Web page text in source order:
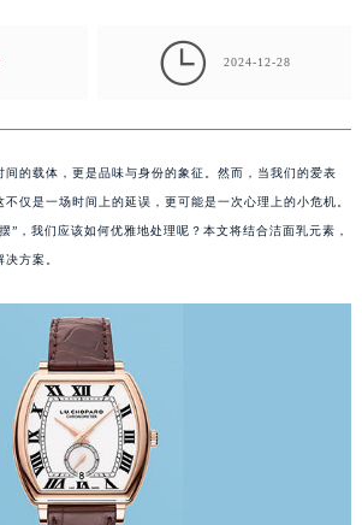
 2024-12-28
的载体，更是品味与身份的象征。然而，当我们的爱表
仅是一场时间上的延误，更可能是一次心理上的小危机。
”，我们应该如何优雅地处理呢？本文将结合洁面乳元素，
方案。